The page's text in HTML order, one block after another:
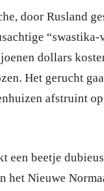
door Rusland
dollars
Het gerucht
afstruint
een beetje
het Nieuwe